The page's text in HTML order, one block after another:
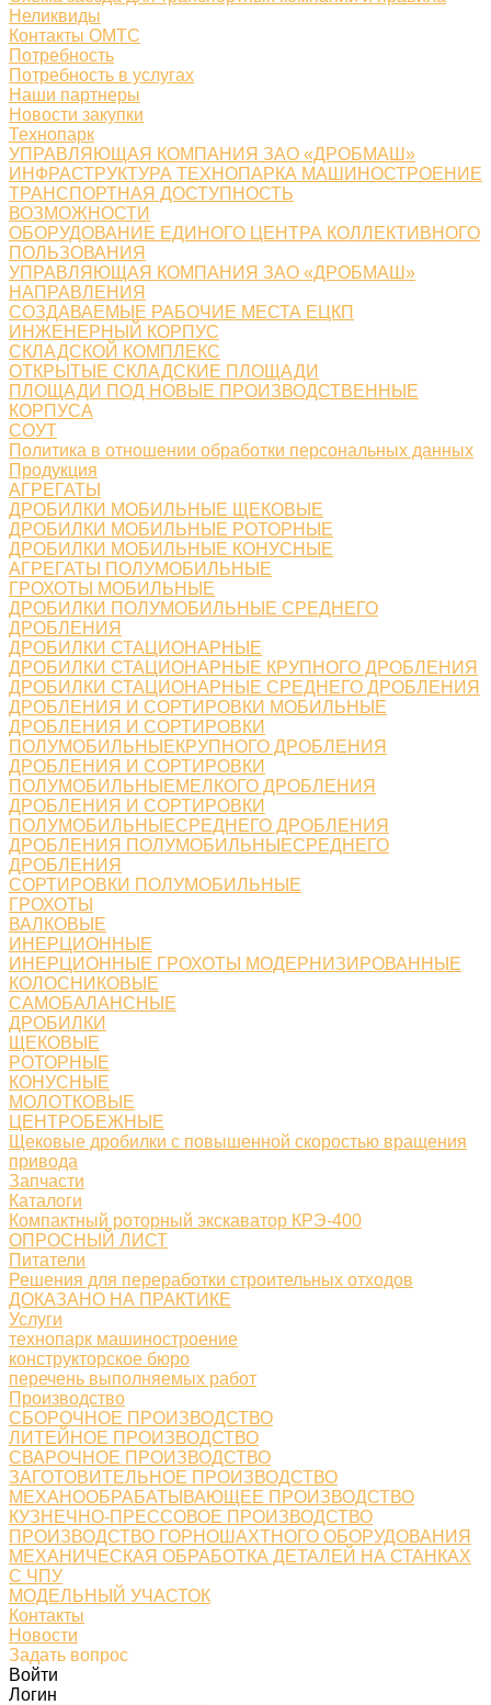
Неликвиды
Контакты ОМТС
Потребность
Потребность в услугах
Наши партнеры
Новости закупки
Технопарк
УПРАВЛЯЮЩАЯ КОМПАНИЯ ЗАО «ДРОБМАШ»
ИНФРАСТРУКТУРА ТЕХНОПАРКА МАШИНОСТРОЕНИЕ
ТРАНСПОРТНАЯ ДОСТУПНОСТЬ
ВОЗМОЖНОСТИ
ОБОРУДОВАНИЕ ЕДИНОГО ЦЕНТРА КОЛЛЕКТИВНОГО
ПОЛЬЗОВАНИЯ
УПРАВЛЯЮЩАЯ КОМПАНИЯ ЗАО «ДРОБМАШ»
НАПРАВЛЕНИЯ
СОЗДАВАЕМЫЕ РАБОЧИЕ МЕСТА ЕЦКП
ИНЖЕНЕРНЫЙ КОРПУС
СКЛАДСКОЙ КОМПЛЕКС
ОТКРЫТЫЕ СКЛАДСКИЕ ПЛОЩАДИ
ПЛОЩАДИ ПОД НОВЫЕ ПРОИЗВОДСТВЕННЫЕ
КОРПУСА
СОУТ
Политика в отношении обработки персональных данных
Продукция
АГРЕГАТЫ
ДРОБИЛКИ МОБИЛЬНЫЕ ЩЕКОВЫЕ
ДРОБИЛКИ МОБИЛЬНЫЕ РОТОРНЫЕ
ДРОБИЛКИ МОБИЛЬНЫЕ КОНУСНЫЕ
АГРЕГАТЫ ПОЛУМОБИЛЬНЫЕ
ГРОХОТЫ МОБИЛЬНЫЕ
ДРОБИЛКИ ПОЛУМОБИЛЬНЫЕ СРЕДНЕГО
ДРОБЛЕНИЯ
ДРОБИЛКИ СТАЦИОНАРНЫЕ
ДРОБИЛКИ СТАЦИОНАРНЫЕ КРУПНОГО ДРОБЛЕНИЯ
ДРОБИЛКИ СТАЦИОНАРНЫЕ СРЕДНЕГО ДРОБЛЕНИЯ
ДРОБЛЕНИЯ И СОРТИРОВКИ МОБИЛЬНЫЕ
ДРОБЛЕНИЯ И СОРТИРОВКИ
ПОЛУМОБИЛЬНЫЕКРУПНОГО ДРОБЛЕНИЯ
ДРОБЛЕНИЯ И СОРТИРОВКИ
ПОЛУМОБИЛЬНЫЕМЕЛКОГО ДРОБЛЕНИЯ
ДРОБЛЕНИЯ И СОРТИРОВКИ
ПОЛУМОБИЛЬНЫЕСРЕДНЕГО ДРОБЛЕНИЯ
ДРОБЛЕНИЯ ПОЛУМОБИЛЬНЫЕСРЕДНЕГО
ДРОБЛЕНИЯ
СОРТИРОВКИ ПОЛУМОБИЛЬНЫЕ
ГРОХОТЫ
ВАЛКОВЫЕ
ИНЕРЦИОННЫЕ
ИНЕРЦИОННЫЕ ГРОХОТЫ МОДЕРНИЗИРОВАННЫЕ
КОЛОСНИКОВЫЕ
САМОБАЛАНСНЫЕ
ДРОБИЛКИ
ЩЕКОВЫЕ
РОТОРНЫЕ
КОНУСНЫЕ
МОЛОТКОВЫЕ
ЦЕНТРОБЕЖНЫЕ
Щековые дробилки с повышенной скоростью вращения
привода
Запчасти
Каталоги
Компактный роторный экскаватор КРЭ-400
ОПРОСНЫЙ ЛИСТ
Питатели
Решения для переработки строительных отходов
ДОКАЗАНО НА ПРАКТИКЕ
Услуги
технопарк машиностроение
конструкторское бюро
перечень выполняемых работ
Производство
СБОРОЧНОЕ ПРОИЗВОДСТВО
ЛИТЕЙНОЕ ПРОИЗВОДСТВО
СВАРОЧНОЕ ПРОИЗВОДСТВО
ЗАГОТОВИТЕЛЬНОЕ ПРОИЗВОДСТВО
МЕХАНООБРАБАТЫВАЮЩЕЕ ПРОИЗВОДСТВО
КУЗНЕЧНО-ПРЕССОВОЕ ПРОИЗВОДСТВО
ПРОИЗВОДСТВО ГОРНОШАХТНОГО ОБОРУДОВАНИЯ
МЕХАНИЧЕСКАЯ ОБРАБОТКА ДЕТАЛЕЙ НА СТАНКАХ
С ЧПУ
МОДЕЛЬНЫЙ УЧАСТОК
Контакты
Новости
Задать вопрос
Войти
Логин